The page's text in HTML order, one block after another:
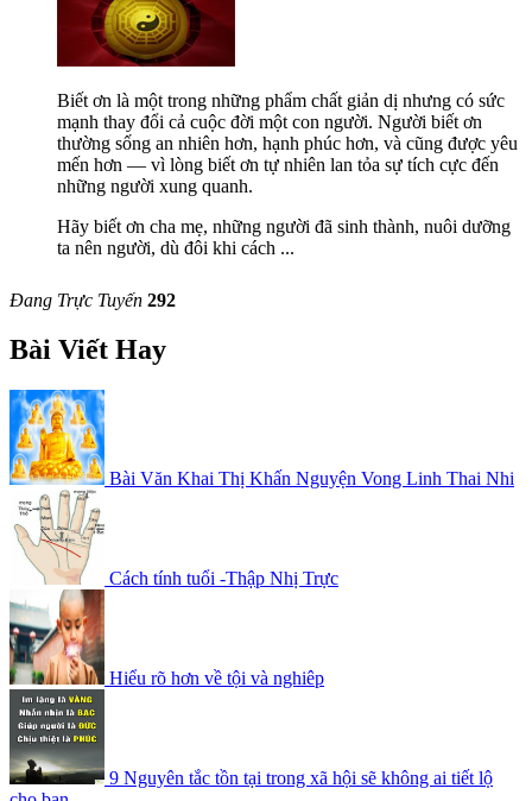
Biết ơn là một trong những phẩm chất giản dị nhưng có sức
mạnh thay đổi cả cuộc đời một con người. Người biết ơn
thường sống an nhiên hơn, hạnh phúc hơn, và cũng được yêu
mến hơn — vì lòng biết ơn tự nhiên lan tỏa sự tích cực đến
những người xung quanh.
Hãy biết ơn cha mẹ, những người đã sinh thành, nuôi dưỡng
ta nên người, dù đôi khi cách ...
Đang Trực Tuyến 292
Bài Viết Hay
Bài Văn Khai Thị Khấn Nguyện Vong Linh Thai Nhi
Cách tính tuổi -Thập Nhị Trực
Hiểu rõ hơn về tội và nghiêp
9 Nguyên tắc tồn tại trong xã hội sẽ không ai tiết lộ